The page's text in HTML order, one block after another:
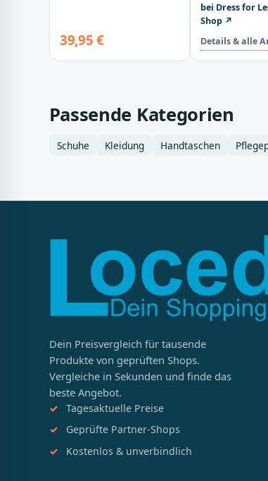
39,95 €
bei Dress for
Shop ↗
Details & alle
Passende Kategorien
Schuhe Kleidung Handtaschen
Dein Preisvergleich für tausende
Produkte von geprüften Shops.
Vergleiche in Sekunden und finde das
beste Angebot.
Tagesaktuelle Preise
Geprüfte Partner-Shops
Kostenlos & unverbindlich